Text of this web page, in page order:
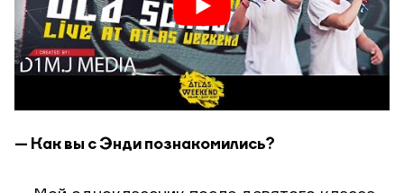
— Как вы с Энди познакомились?